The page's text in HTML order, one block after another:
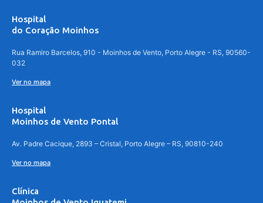
Hospital
do Coração Moinhos
Rua Ramiro Barcelos, 910 - Moinhos de Vento, Porto Alegre - RS, 90560-
032
Ver no mapa
Hospital
Moinhos de Vento Pontal
Av. Padre Cacique, 2893 – Cristal, Porto Alegre – RS, 90810-240
Ver no mapa
Clínica